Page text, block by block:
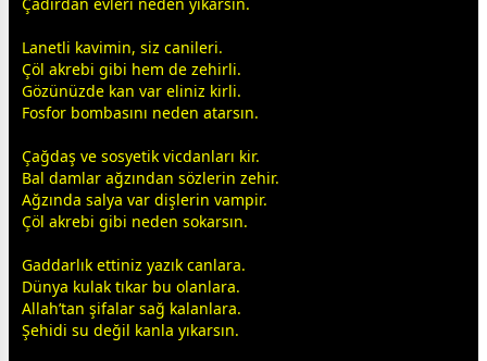
Lanetli kavimin, siz canileri.
Çöl akrebi gibi hem de zehirli.
Gözünüzde kan var eliniz kirli.
Fosfor bombasını neden atarsın.
Çağdaş ve sosyetik vicdanları kir.
Bal damlar ağzından sözlerin zehir.
Ağzında salya var dişlerin vampir.
Çöl akrebi gibi neden sokarsın.
Gaddarlık ettiniz yazık canlara.
Dünya kulak tıkar bu olanlara.
Allah’tan şifalar sağ kalanlara.
Şehidi su değil kanla yıkarsın.